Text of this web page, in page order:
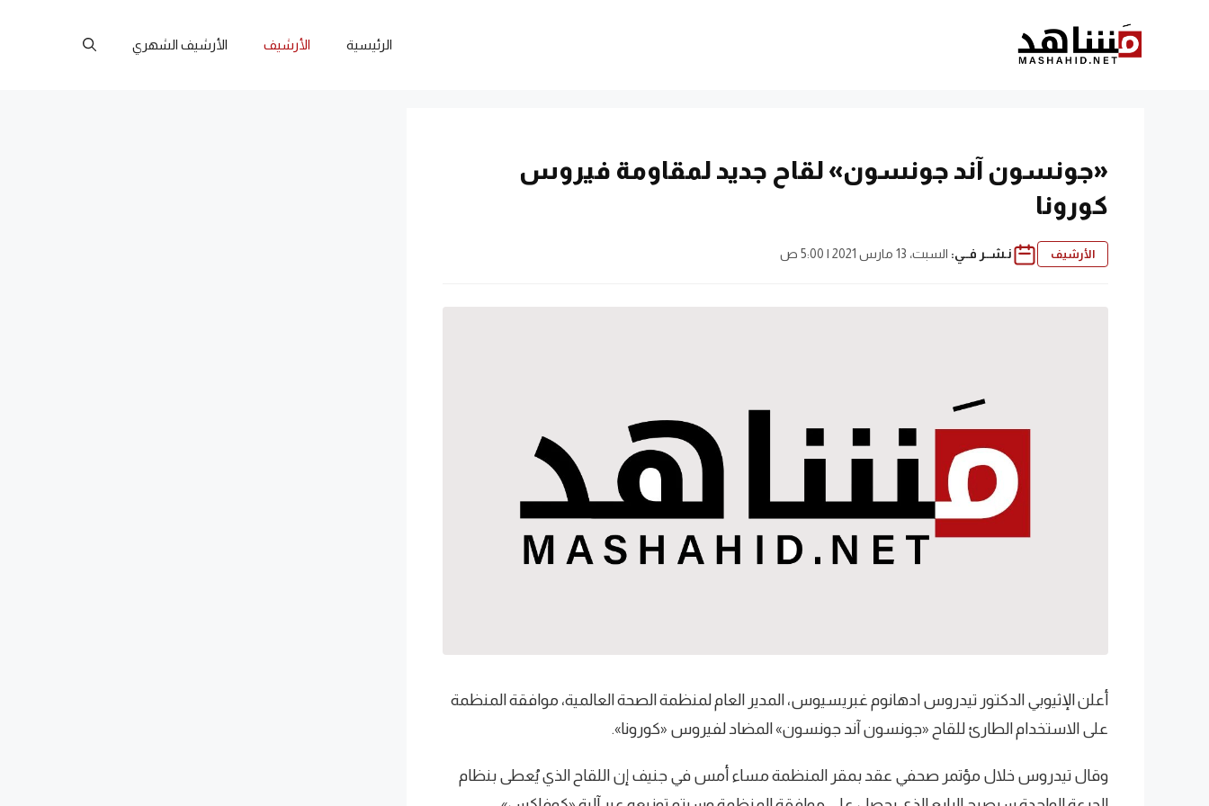
الرئيسية الأرشيف الأرشيف الشهري
«جونسون آند جونسون» لقاح جديد لمقاومة فيروس
كورونا
الأرشيف نـشــر فــي: السبت، 13 مارس 2021 | 5:00 ص
أعلن الإثيوبي الدكتور تيدروس ادهانوم غبريسيوس، المدير العام لمنظمة الصحة العالمية، موافقة المنظمة
على الاستخدام الطارئ للقاح «جونسون آند جونسون» المضاد لفيروس «كورونا».
وقال تيدروس خلال مؤتمر صحفي عقد بمقر المنظمة مساء أمس في جنيف إن اللقاح الذي يُعطى بنظام